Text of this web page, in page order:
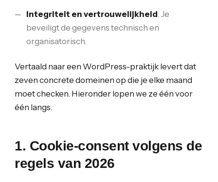
Integriteit en vertrouwelijkheid. Je
beveiligt de gegevens technisch en
organisatorisch.
Vertaald naar een WordPress-praktijk levert dat
zeven concrete domeinen op die je elke maand
moet checken. Hieronder lopen we ze één voor
één langs.
1. Cookie-consent volgens de
regels van 2026